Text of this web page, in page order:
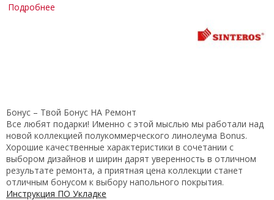
Подробнее
Бонус – Твой Бонус НА Ремонт
Все любят подарки! Именно с этой мыслью мы работали над
новой коллекцией полукоммерческого линолеума Bonus.
Хорошие качественные характеристики в сочетании с
выбором дизайнов и ширин дарят уверенность в отличном
результате ремонта, а приятная цена коллекции станет
отличным бонусом к выбору напольного покрытия.
Инструкция ПО Укладке